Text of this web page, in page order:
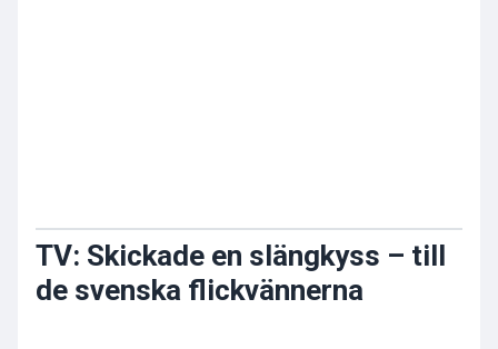
TV: Skickade en slängkyss – till
de svenska flickvännerna